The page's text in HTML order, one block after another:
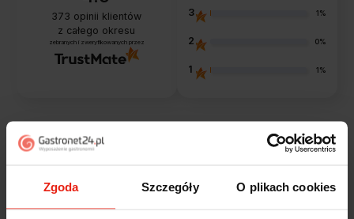
Zgoda Szczegóły O plikach cookies
373 opinii klientów
z całego okresu
zebranych i zweryfikowanych przez
3 1%
2 0%
1 1%
filtry
Jak zbieramy opinie?